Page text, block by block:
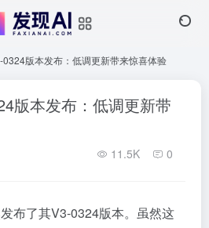
版本发布：低调更新带来惊喜体验
版本发布：低调更新带
11.5K 0
布了其V3-0324版本。虽然这